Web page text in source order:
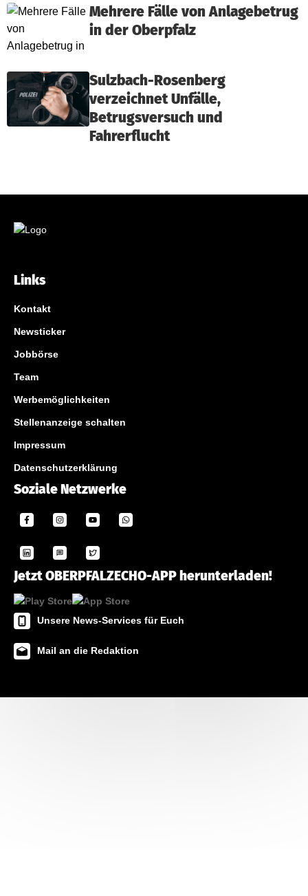
Mehrere Fälle von Anlagebetrug
in der Oberpfalz
Sulzbach-Rosenberg
verzeichnet Unfälle,
Betrugsversuch und
Fahrerflucht
Links
Kontakt
Newsticker
Jobbörse
Team
Werbemöglichkeiten
Stellenanzeige schalten
Impressum
Datenschutzerklärung
Soziale Netzwerke
Jetzt OBERPFALZECHO-APP herunterladen!
Unsere News-Services für Euch
Mail an die Redaktion